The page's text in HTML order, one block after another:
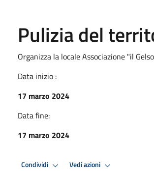
Pulizia del
Organizza la locale Associazione "il
Data inizio :
17 marzo 2024
Data fine:
17 marzo 2024
Condividi Vedi azioni